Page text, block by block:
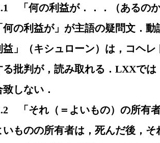
　「何の利益が．．．（あるの
の利益が」が主語の疑問文．動
益」（キシュローン）は，コヘ
る批判が，読み取れる．LXXで
致しない．
　「それ（＝よいもの）の所有
ものの所有者は，死んだ後，そ